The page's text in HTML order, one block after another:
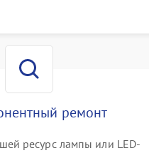
ремонт
ресурс лампы или LED-